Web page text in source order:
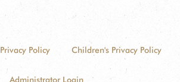
Privacy Policy Children's Privacy Policy
Administrator Login